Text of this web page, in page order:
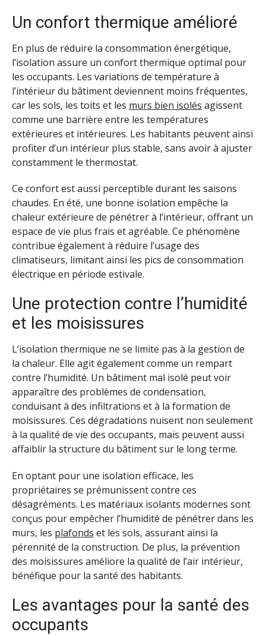
Un confort thermique amélioré
En plus de réduire la consommation énergétique,
l’isolation assure un confort thermique optimal pour
les occupants. Les variations de température à
l’intérieur du bâtiment deviennent moins fréquentes,
car les sols, les toits et les murs bien isolés agissent
comme une barrière entre les températures
extérieures et intérieures. Les habitants peuvent ainsi
profiter d’un intérieur plus stable, sans avoir à ajuster
constamment le thermostat.
Ce confort est aussi perceptible durant les saisons
chaudes. En été, une bonne isolation empêche la
chaleur extérieure de pénétrer à l’intérieur, offrant un
espace de vie plus frais et agréable. Ce phénomène
contribue également à réduire l’usage des
climatiseurs, limitant ainsi les pics de consommation
électrique en période estivale.
Une protection contre l’humidité
et les moisissures
L’isolation thermique ne se limite pas à la gestion de
la chaleur. Elle agit également comme un rempart
contre l’humidité. Un bâtiment mal isolé peut voir
apparaître des problèmes de condensation,
conduisant à des infiltrations et à la formation de
moisissures. Ces dégradations nuisent non seulement
à la qualité de vie des occupants, mais peuvent aussi
affaiblir la structure du bâtiment sur le long terme.
En optant pour une isolation efficace, les
propriétaires se prémunissent contre ces
désagréments. Les matériaux isolants modernes sont
conçus pour empêcher l’humidité de pénétrer dans les
murs, les plafonds et les sols, assurant ainsi la
pérennité de la construction. De plus, la prévention
des moisissures améliore la qualité de l’air intérieur,
bénéfique pour la santé des habitants.
Les avantages pour la santé des
occupants